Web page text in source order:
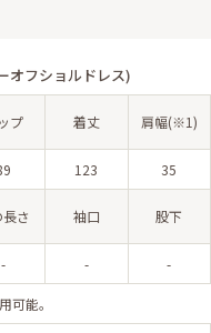
オフショルドレス)
プ 着丈 肩幅(※1)
123 35
さ 袖口 股下
- - -
可能。